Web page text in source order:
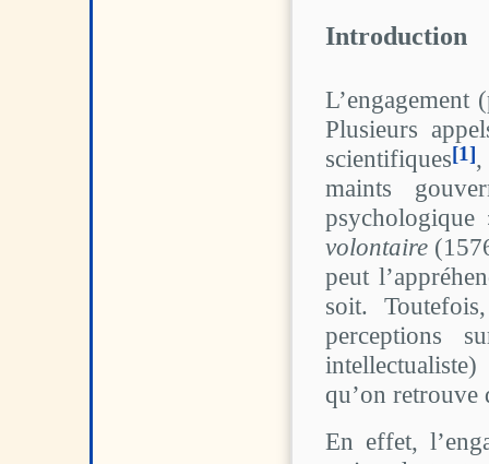
Introduction
L’engagement
Plusieurs
scientifiques[1],
maints
volontaire
peut
soit.
perceptions
qu’on retrouve
En effet,